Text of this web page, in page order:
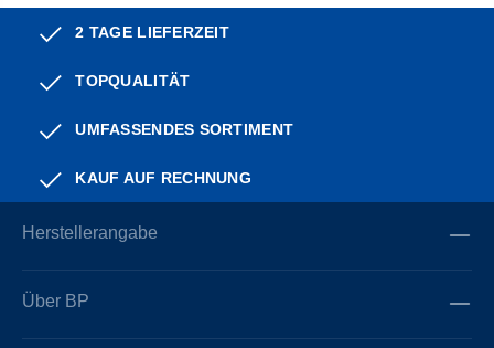
2 TAGE LIEFERZEIT
TOPQUALITÄT
UMFASSENDES SORTIMENT
KAUF AUF RECHNUNG
Herstellerangabe
Über BP